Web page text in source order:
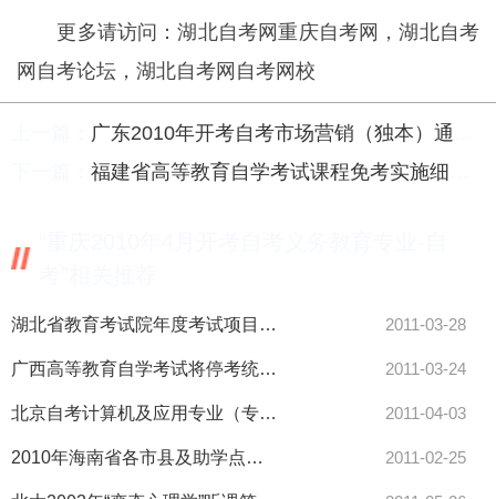
更多请访问：湖北自考网重庆自考网，湖北自考
网自考论坛，湖北自考网自考网校
广东2010年开考自考市场营销（独本）通知-自考
福建省高等教育自学考试课程免考实施细则-自考
湖北省教育考试院年度考试项目安排一览表-自考 2011-03-28
广西高等教育自学考试将停考统计等五专业-自考 2011-03-24
北京自考计算机及应用专业（专科）新旧执行期课程对照表-自考 2011-04-03
2010年海南省各市县及助学点的联系电话-自考 2011-02-25